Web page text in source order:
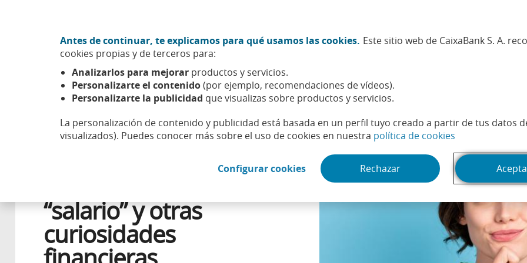
Antes de continuar, te explicamos para qué usamos las cookies. Este sitio web de CaixaBank S. A.
cookies propias y de terceros para:
Analizarlos para mejorar productos y servicios.
Personalizarte el contenido(por ejemplo, recomendaciones de vídeos).
Personalizarte la publicidad que visualizas sobre productos y servicios.
La personalización de contenido y publicidad está basada en un perfil tuyo creado a partir de tus datos
visualizados). Puedes conocer más sobre el uso de cookies en nuestra política de cookies
Configurar cookies(Abrir en ventana nueva)
Rechazar
Sobre nosotros
Esfera Aprender Cultura El origen de la palabra “salario” y otras curiosidades financieras
16 AGOSTO 2017
“salario” y otras
curiosidades